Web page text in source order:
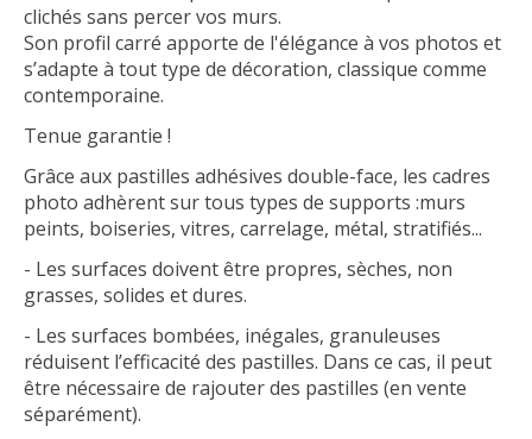
clichés sans percer vos murs.
Son profil carré apporte de l'élégance à vos photos et
s’adapte à tout type de décoration, classique comme
contemporaine.
Tenue garantie !
Grâce aux pastilles adhésives double-face, les cadres
photo adhèrent sur tous types de supports :murs
peints, boiseries, vitres, carrelage, métal, stratifiés...
- Les surfaces doivent être propres, sèches, non
grasses, solides et dures.
- Les surfaces bombées, inégales, granuleuses
réduisent l’efficacité des pastilles. Dans ce cas, il peut
être nécessaire de rajouter des pastilles (en vente
séparément).